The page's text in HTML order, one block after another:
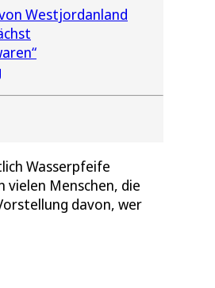
Westjordanland
Wasserpfeife
vielen Menschen, die
davon, wer